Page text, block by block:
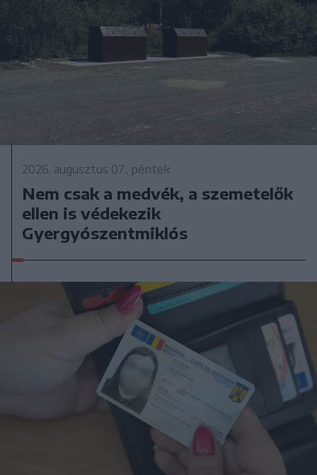
2026. augusztus 07., péntek
Nem csak a medvék, a szemetelők
ellen is védekezik
Gyergyószentmiklós